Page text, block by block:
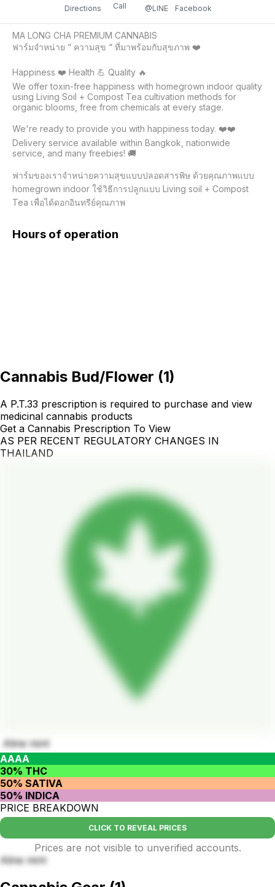
Directions Call @LINE Facebook
MA LONG CHA PREMIUM CANNABIS
ฟาร์มจำหน่าย “ ความสุข “ ที่มาพร้อมกับสุขภาพ ❤️
Happiness ❤️ Health 💪 Quality 🔥
We offer toxin-free happiness with homegrown indoor quality
using Living Soil + Compost Tea cultivation methods for
organic blooms, free from chemicals at every stage.
We're ready to provide you with happiness today. ❤️❤️
Delivery service available within Bangkok, nationwide
service, and many freebies! 🚚
ฟาร์มของเราจำหน่ายความสุขแบบปลอดสารพิษ ด้วยคุณภาพแบบ
homegrown indoor ใช้วิธีการปลูกแบบ Living soil + Compost
Tea เพื่อได้ดอกอินทรีย์คุณภาพ
Hours of operation
Cannabis Bud/Flower (1)
A P.T.33 prescription is required to purchase and view
medicinal cannabis products
Get a Cannabis Prescription To View
AS PER RECENT REGULATORY CHANGES IN
THAILAND
Aline mint
AAAA
30% THC
50% SATIVA
50% INDICA
PRICE BREAKDOWN
CLICK TO REVEAL PRICES
Prices are not visible to unverified accounts.
Aline mint